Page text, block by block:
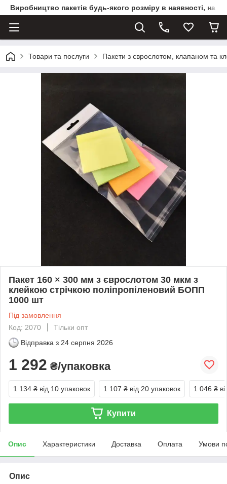
Виробництво пакетів будь-якого розміру в наявності, на
Товари та послуги Пакети з єврослотом, клапаном та
Пакет 160 × 300 мм з єврослотом 30 мкм з
клейкою стрічкою поліпропіленовий БОПП
1000 шт
Під замовлення
Код: 2070
Тільки опт
Відправка з 24 серпня 2026
1 292 ₴/упаковка
1 134 ₴ від 10 упаковок 1 107 ₴ від 20 упаковок 1 046 ₴
Купити
Опис Характеристики Доставка Оплата Умови
Опис